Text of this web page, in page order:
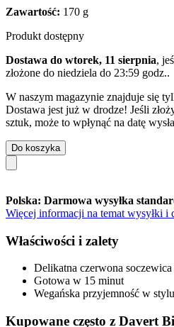
Zawartość: 170 g
Produkt dostępny
Dostawa do wtorek, 11 sierpnia,
złożone do niedziela do 23:59 godz..
W naszym magazynie znajduje się
Dostawa jest już w drodze! Jeśli
sztuk, może to wpłynąć na datę
Do koszyka
Polska: Darmowa wysyłka
Więcej informacji na temat wysyłki i
Właściwości i zalety
Delikatna czerwona
Gotowa w 15 minut
Wegańska przyjemność w
Kupowane często z Davert